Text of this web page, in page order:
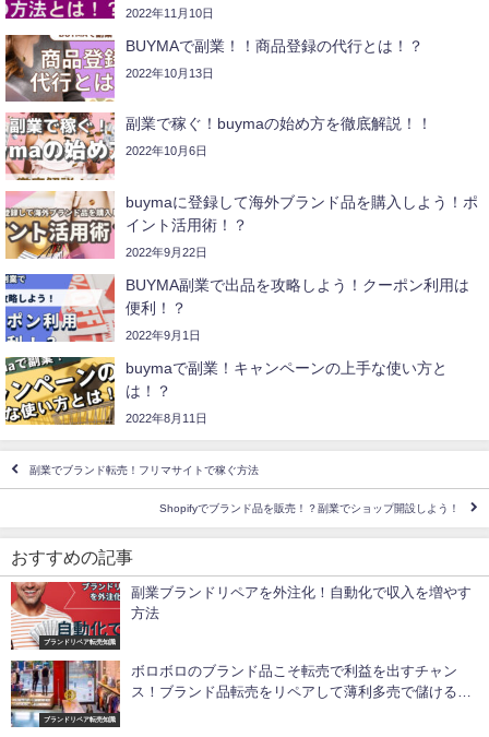
2022年11月10日
BUYMAで副業！！商品登録の代行とは！？
2022年10月13日
副業で稼ぐ！buymaの始め方を徹底解説！！
2022年10月6日
buymaに登録して海外ブランド品を購入しよう！ポ
イント活用術！？
2022年9月22日
BUYMA副業で出品を攻略しよう！クーポン利用は
便利！？
2022年9月1日
buymaで副業！キャンペーンの上手な使い方と
は！？
2022年8月11日
副業でブランド転売！フリマサイトで稼ぐ方法
Shopifyでブランド品を販売！？副業でショップ開設しよう！
おすすめの記事
ブランドリペア転売知識
副業ブランドリペアを外注化！自動化で収入を増やす
方法
ブランドリペア転売知識
ボロボロのブランド品こそ転売で利益を出すチャン
ス！ブランド品転売をリペアして薄利多売で儲ける方